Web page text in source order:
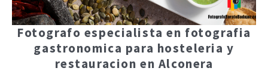
Fotografo especialista en fotografia
gastronomica para hosteleria y
restauracion en Alconera